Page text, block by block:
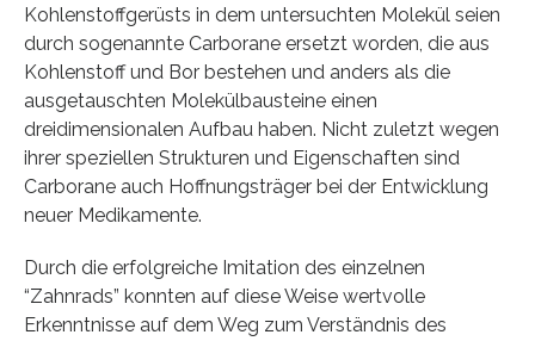
Kohlenstoffgerüsts in dem untersuchten Molekül seien
durch sogenannte Carborane ersetzt worden, die aus
Kohlenstoff und Bor bestehen und anders als die
ausgetauschten Molekülbausteine einen
dreidimensionalen Aufbau haben. Nicht zuletzt wegen
ihrer speziellen Strukturen und Eigenschaften sind
Carborane auch Hoffnungsträger bei der Entwicklung
neuer Medikamente.
Durch die erfolgreiche Imitation des einzelnen
“Zahnrads” konnten auf diese Weise wertvolle
Erkenntnisse auf dem Weg zum Verständnis des